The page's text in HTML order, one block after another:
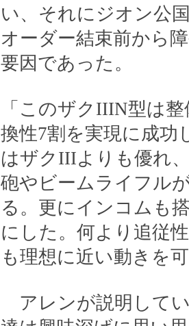
い、それにジオン公
オーダー結束前から
要因であった。
「このザクIIIN型は
換性7割を実現に成功
はザクIIIよりも優れ
砲やビームライフル
る。更にインコムも
にした。何より追従
も理想に近い動きを
アレンが説明して